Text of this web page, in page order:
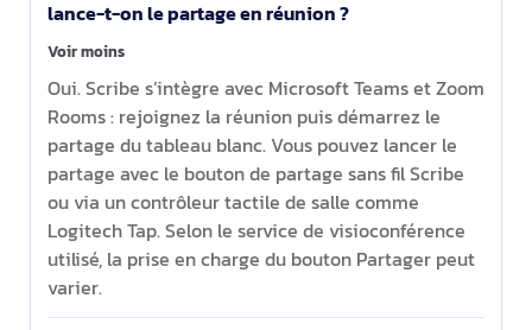
lance-t-on le partage en réunion ?
Voir moins
Oui. Scribe s’intègre avec Microsoft Teams et Zoom
Rooms : rejoignez la réunion puis démarrez le
partage du tableau blanc. Vous pouvez lancer le
partage avec le bouton de partage sans fil Scribe
ou via un contrôleur tactile de salle comme
Logitech Tap. Selon le service de visioconférence
utilisé, la prise en charge du bouton Partager peut
varier.